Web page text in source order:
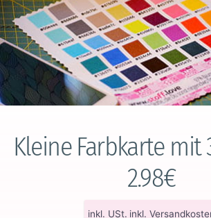
Kleine Farbkarte mit
2.98€
inkl. USt. inkl.